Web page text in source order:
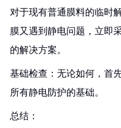
对于现有普通膜料的临时
膜又遇到静电问题，立即
的解决方案。
基础检查：无论如何，首
所有静电防护的基础。
总结：